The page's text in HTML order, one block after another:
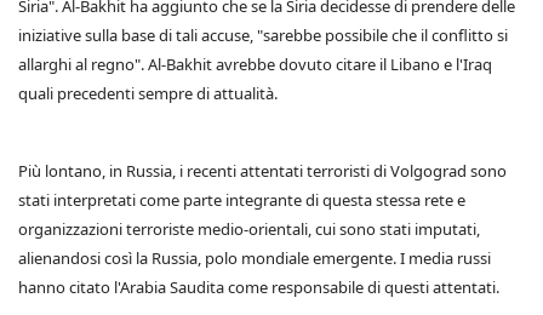
Siria". Al-Bakhit ha aggiunto che se la Siria decidesse di prendere delle
iniziative sulla base di tali accuse, "sarebbe possibile che il conflitto si
allarghi al regno". Al-Bakhit avrebbe dovuto citare il Libano e l'Iraq
quali precedenti sempre di attualità.
Più lontano, in Russia, i recenti attentati terroristi di Volgograd sono
stati interpretati come parte integrante di questa stessa rete e
organizzazioni terroriste medio-orientali, cui sono stati imputati,
alienandosi così la Russia, polo mondiale emergente. I media russi
hanno citato l'Arabia Saudita come responsabile di questi attentati.